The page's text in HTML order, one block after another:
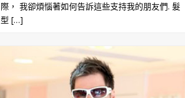
際， 我卻煩惱著如何告訴這些支持我的朋友們. 髮
型 […]